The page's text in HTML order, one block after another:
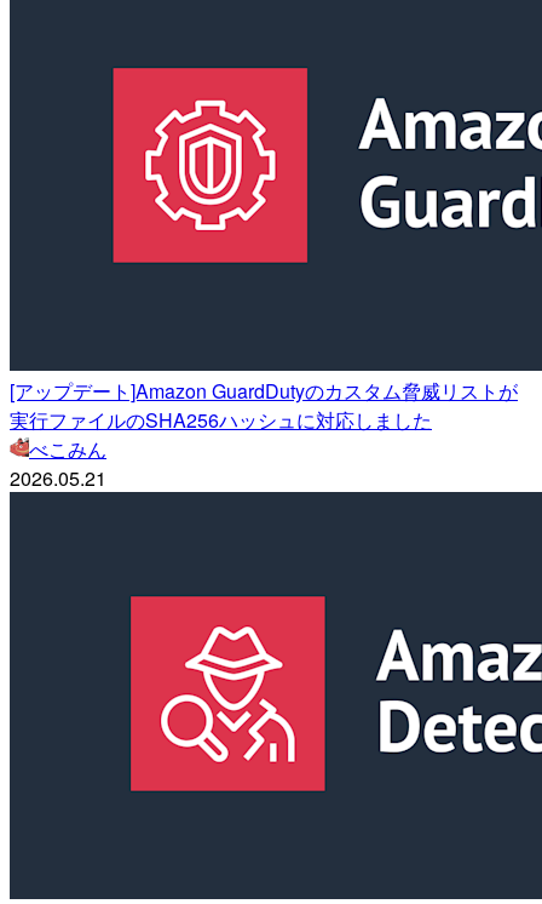
[アップデート]Amazon GuardDutyのカスタム脅威リストが
実行ファイルのSHA256ハッシュに対応しました
べこみん
2026.05.21